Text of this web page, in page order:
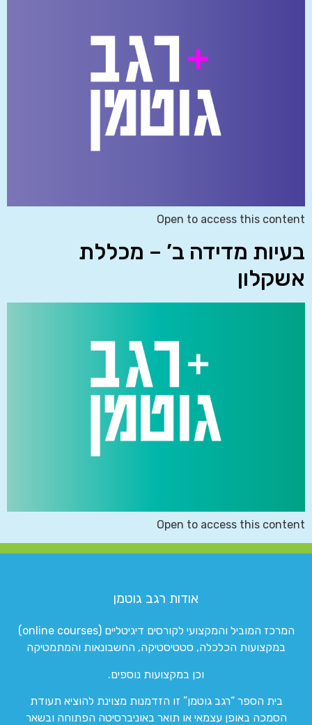
Open to access this content
בעיות מדידה ב’ – מכללת
אשקלון
Open to access this content
אודות רגב גוטמן
המרכז המוביל והמקצועי לקורסים דיגיטליים (online courses)
במקצועות הכלכלה, סטטיסטיקה, החשבונאות והמתמטיקה
וכן במקצועות נוספים.
בית הספר “רגב גוטמן” זו הזדמנות מצוינת להוציא תעודת
הסמכה באופן עצמאי או תואר באוניברסיטה הפתוחה ובשאר